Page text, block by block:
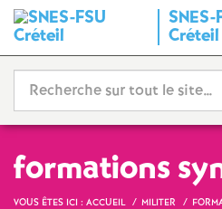
SNES-
Créteil
formations
VOUS ÊTES ICI : ACCUEIL MILITER